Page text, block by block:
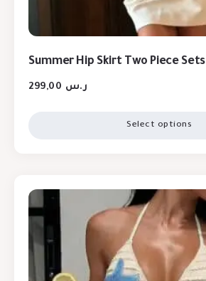
Summer Hip Skirt Two Piece Sets
ر.س
Select options